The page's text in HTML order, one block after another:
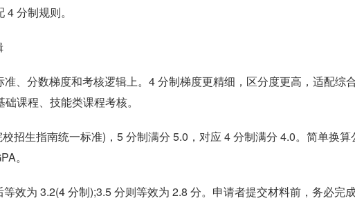
分制规则。
、分数梯度和考核逻辑上。4 分制梯度更精细，区分度更高，适配综
课程、技能类课程考核。
招生指南统一标准)，5 分制满分 5.0，对应 4 分制满分 4.0。简单换算
。
效为 3.2(4 分制);3.5 分则等效为 2.8 分。申请者提交材料前，务必完